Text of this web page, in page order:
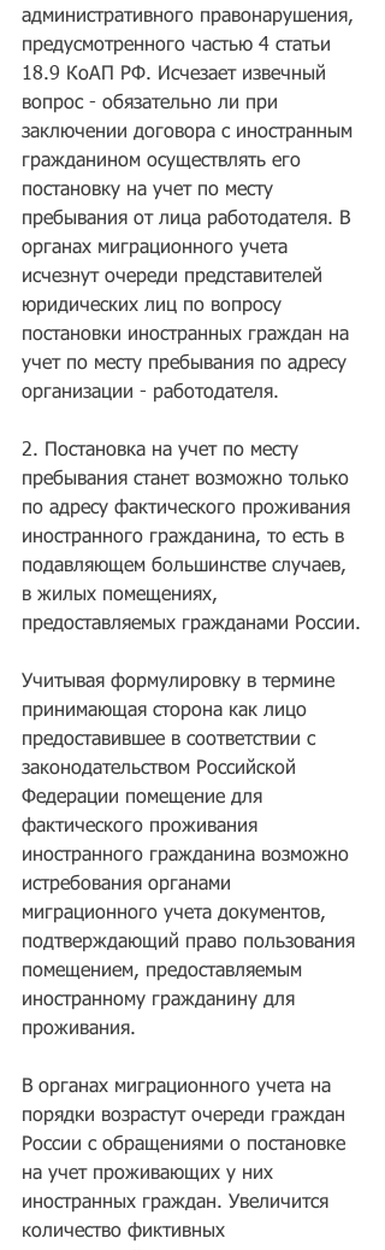
административного правонарушения,
предусмотренного частью 4 статьи
18.9 КоАП РФ. Исчезает извечный
вопрос - обязательно ли при
заключении договора с иностранным
гражданином осуществлять его
постановку на учет по месту
пребывания от лица работодателя. В
органах миграционного учета
исчезнут очереди представителей
юридических лиц по вопросу
постановки иностранных граждан на
учет по месту пребывания по адресу
организации - работодателя.
2. Постановка на учет по месту
пребывания станет возможно только
по адресу фактического проживания
иностранного гражданина, то есть в
подавляющем большинстве случаев,
в жилых помещениях,
предоставляемых гражданами России.
Учитывая формулировку в термине
принимающая сторона как лицо
предоставившее в соответствии с
законодательством Российской
Федерации помещение для
фактического проживания
иностранного гражданина возможно
истребования органами
миграционного учета документов,
подтверждающий право пользования
помещением, предоставляемым
иностранному гражданину для
проживания.
В органах миграционного учета на
порядки возрастут очереди граждан
России с обращениями о постановке
на учет проживающих у них
иностранных граждан. Увеличится
количество фиктивных